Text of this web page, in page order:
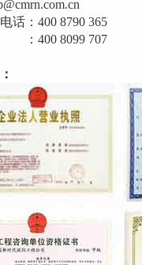
400 8790 365
707